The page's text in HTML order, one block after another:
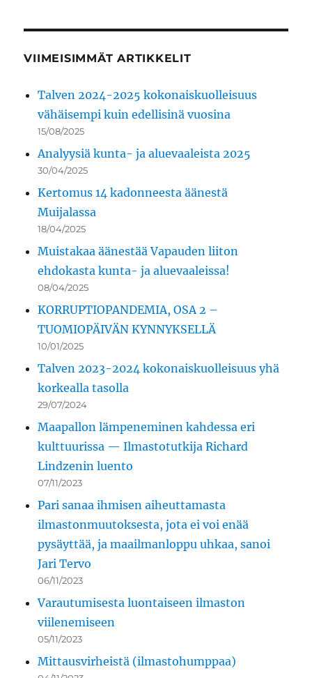
VIIMEISIMMÄT ARTIKKELIT
Talven 2024-2025 kokonaiskuolleisuus
vähäisempi kuin edellisinä vuosina
15/08/2025
Analyysiä kunta- ja aluevaaleista 2025
30/04/2025
Kertomus 14 kadonneesta äänestä
Muijalassa
18/04/2025
Muistakaa äänestää Vapauden liiton
ehdokasta kunta- ja aluevaaleissa!
08/04/2025
KORRUPTIOPANDEMIA, OSA 2 –
TUOMIOPÄIVÄN KYNNYKSELLÄ
10/01/2025
Talven 2023-2024 kokonaiskuolleisuus yhä
korkealla tasolla
29/07/2024
Maapallon lämpeneminen kahdessa eri
kulttuurissa — Ilmastotutkija Richard
Lindzenin luento
07/11/2023
Pari sanaa ihmisen aiheuttamasta
ilmastonmuutoksesta, jota ei voi enää
pysäyttää, ja maailmanloppu uhkaa, sanoi
Jari Tervo
06/11/2023
Varautumisesta luontaiseen ilmaston
viilenemiseen
05/11/2023
Mittausvirheistä (ilmastohumppaa)